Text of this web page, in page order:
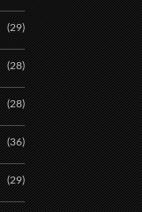
(29)
(28)
(28)
(36)
(29)